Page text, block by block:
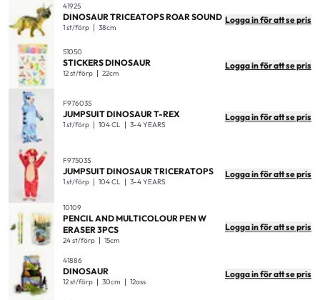
41925
DINOSAUR TRICEATOPS ROAR SOUND
1 st/förp 38cm
Logga in för att se pris
51050
STICKERS DINOSAUR
12 st/förp 22cm
Logga in för att se pris
F97603S
JUMPSUIT DINOSAUR T-REX
1 st/förp 104 CL 3-4 YEARS
Logga in för att se pris
F97503S
JUMPSUIT DINOSAUR TRICERATOPS
1 st/förp 104 CL 3-4 YEARS
Logga in för att se pris
10109
PENCIL AND MULTICOLOUR PEN W
ERASER 3PCS
24 st/förp 15cm
Logga in för att se pris
41886
DINOSAUR
12 st/förp 30cm 12ass
Logga in för att se pris